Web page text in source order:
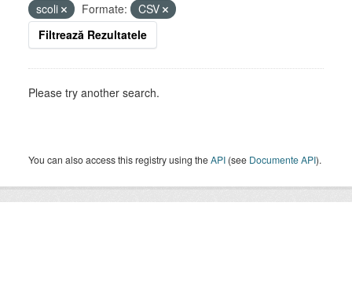
scoli
Formate:
CSV
Filtrează Rezultatele
Please try another search.
You can also access this registry using theAPI (see Documente API).